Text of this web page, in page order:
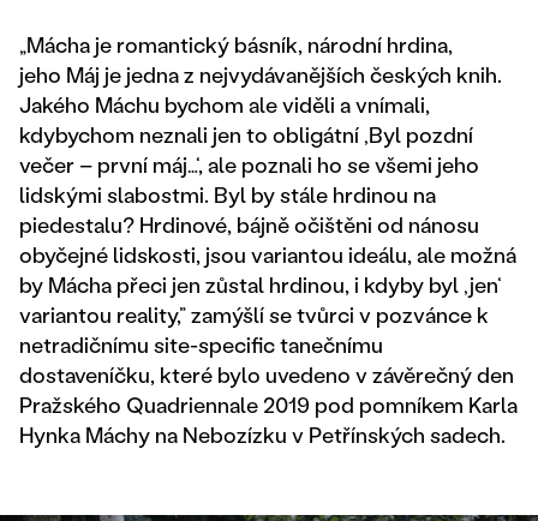
„Mácha je romantický básník, národní hrdina,
jeho Máj je jedna z nejvydávanějších českých knih.
Jakého Máchu bychom ale viděli a vnímali,
kdybychom neznali jen to obligátní ‚Byl pozdní
večer – první máj…‘, ale poznali ho se všemi jeho
lidskými slabostmi. Byl by stále hrdinou na
piedestalu? Hrdinové, bájně očištěni od nánosu
obyčejné lidskosti, jsou variantou ideálu, ale možná
by Mácha přeci jen zůstal hrdinou, i kdyby byl ‚jen‘
variantou reality,” zamýšlí se tvůrci v pozvánce k
netradičnímu site-specific tanečnímu
dostaveníčku, které bylo uvedeno v závěrečný den
Pražského Quadriennale 2019 pod pomníkem Karla
Hynka Máchy na Nebozízku v Petřínských sadech.